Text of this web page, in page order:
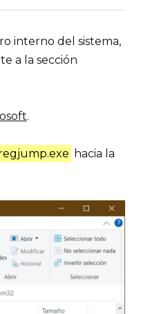
interno del sistema,
a la sección
.
hacia la